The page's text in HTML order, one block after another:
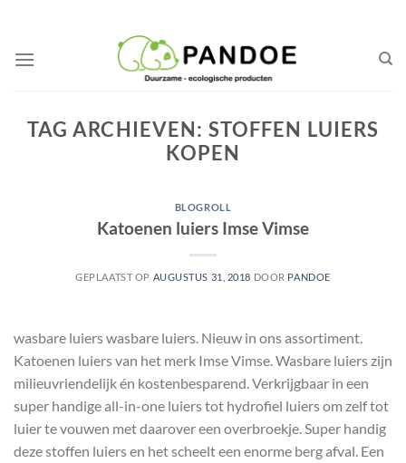
inhoud
TAG ARCHIEVEN: STOFFEN LUIERS
KOPEN
BLOGROLL
Katoenen luiers Imse Vimse
GEPLAATST OP AUGUSTUS 31, 2018 DOOR PANDOE
wasbare luiers wasbare luiers. Nieuw in ons assortiment.
Katoenen luiers van het merk Imse Vimse. Wasbare luiers zijn
milieuvriendelijk én kostenbesparend. Verkrijgbaar in een
super handige all-in-one luiers tot hydrofiel luiers om zelf tot
luier te vouwen met daarover een overbroekje. Super handig
deze stoffen luiers en het scheelt een enorme berg afval. Een